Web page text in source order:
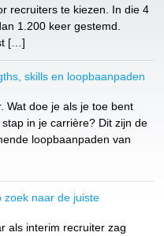
recruiters te kiezen. In die 4
1.200 keer gestemd.
[…]
skills en loopbaanpaden
Wat doe je als je toe bent
in je carrière? Dit zijn de
loopbaanpaden van
zoek naar de juiste
als interim recruiter zag